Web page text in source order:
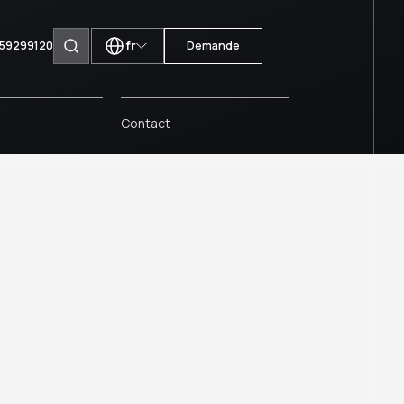
Rechercher des pages
fr Demande
Contact